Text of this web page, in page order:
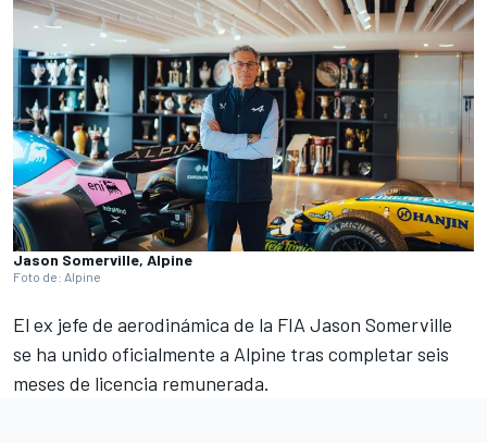
Jason Somerville, Alpine
Foto de: Alpine
El ex jefe de aerodinámica de la FIA Jason Somerville
se ha unido oficialmente a Alpine tras completar seis
meses de licencia remunerada.